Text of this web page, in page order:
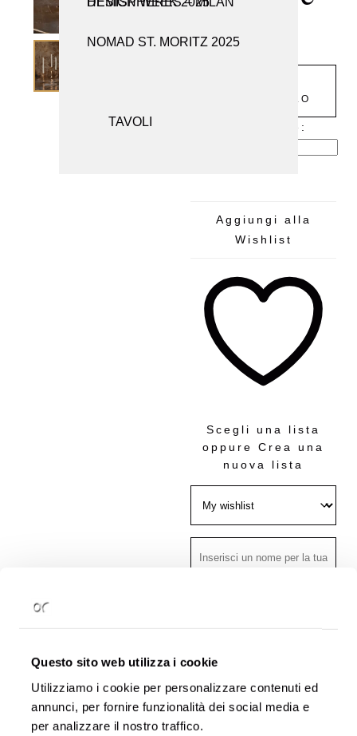
Questo sito web utilizza i cookie
Utilizziamo i cookie per personalizzare contenuti ed
annunci, per fornire funzionalità dei social media e
per analizzare il nostro traffico.
SEDUTE
TAVOLI
NOMAD ST. MORITZ 2025
€
AL CARRELLO
Alternative:
Aggiungi alla
Wishlist
Scegli una lista
oppureCrea una
nuova lista